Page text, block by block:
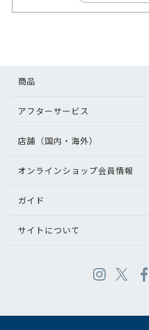
商品
アフターサービス
店舗（国内・海外）
オンラインショップ会員情報
ガイド
サイトについて